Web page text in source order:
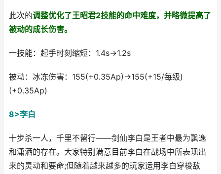
此次的调整优化了王昭君2技能的命中难度，并略微提高了
被动的成长伤害。
一技能：起手时刻缩短：1.4s→1.2s
被动：冰冻伤害：155(+0.35Ap)→155(+15/每级)
(+0.35Ap)
8>李白
十步杀一人，千里不留行——剑仙李白是王者中最为飘逸
和潇洒的存在。大家特别满意目前李白在战场中所表现出
来的灵动和要命;但随着越来越多的玩家运用李白穿梭敌